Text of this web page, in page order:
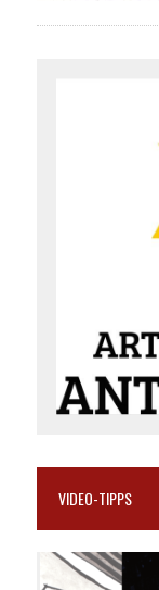
VIDEO-TIPPS